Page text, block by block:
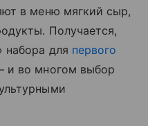
в меню мягкий сыр,
Получается,
набора для первого
и во многом выбор